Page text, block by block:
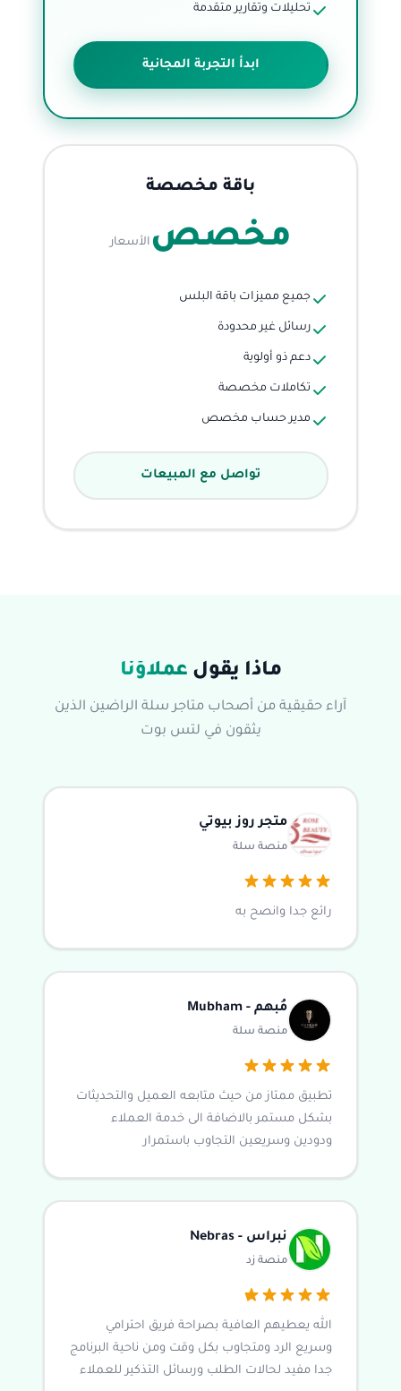
تحليلات وتقارير متقدمة
ابدأ التجربة المجانية
باقة مخصصة
مخصص الأسعار
جميع مميزات باقة البلس
رسائل غير محدودة
دعم ذو أولوية
تكاملات مخصصة
مدير حساب مخصص
تواصل مع المبيعات
ماذا يقول عملاؤنا
آراء حقيقية من أصحاب متاجر سلة الراضين الذين
يثقون في لتس بوت
متجر روز بيوتي
منصة سلة
رائع جدا وانصح به
مُبهم - Mubham
منصة سلة
تطبيق ممتاز من حيث متابعه العميل والتحديثات
بشكل مستمر بالاضافة الى خدمة العملاء
ودودين وسريعين التجاوب باستمرار
نبراس - Nebras
منصة زد
الله يعطيهم العافية بصراحة فريق احترامي
وسريع الرد ومتجاوب بكل وقت ومن ناحية البرنامج
جدا مفيد لحالات الطلب ورسائل التذكير للعملاء